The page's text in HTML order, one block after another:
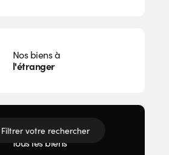
Nos biens à
l'étranger
Afficher
tous les biens
Filtrer votre rechercher
Voir les résultats